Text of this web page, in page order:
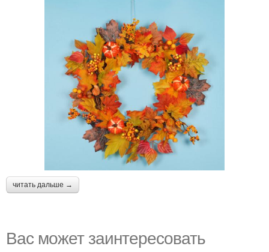
читать дальше →
Вас может заинтересовать